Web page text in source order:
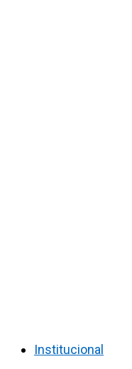
Institucional